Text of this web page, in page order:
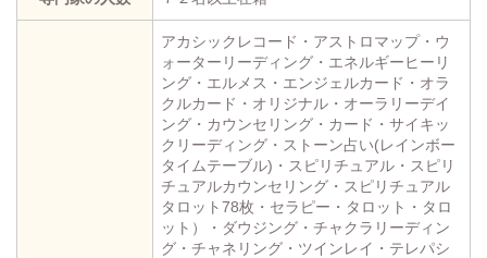
アカシックレコード・アストロマップ・ウ
ォーターリーディング・エネルギーヒーリ
ング・エルメス・エンジェルカード・オラ
クルカード・オリジナル・オーラリーデイ
ング・カウンセリング・カード・サイキッ
クリーディング・ストーン占い(レインボー
タイムテーブル)・スピリチュアル・スピリ
チュアルカウンセリング・スピリチュアル
タロット78枚・セラピー・タロット・タロ
ット）・ダウジング・チャクラリーディン
グ・チャネリング・ツインレイ・テレパシ